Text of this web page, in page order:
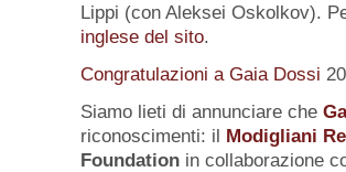
Lippi (con Aleksei Oskolkov).
inglese del sito.
Congratulazioni a Gaia Dossi
Siamo lieti di annunciare che
riconoscimenti: il Modigliani
Foundationin collaborazione